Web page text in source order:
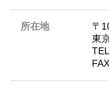
所在地
〒
東